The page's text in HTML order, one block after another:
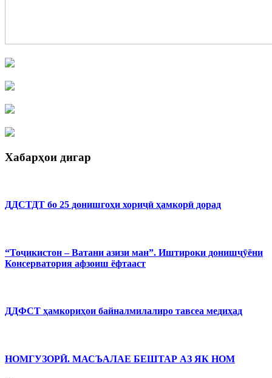
Хабарҳои дигар
ДДСТДТ бо 25 донишгоҳи хориҷӣ ҳамкорӣ дорад
“Тоҷикистон – Ватани азизи ман”. Иштироки донишҷӯёни
Консерватория афзоиш ёфтааст
ДДФСТ ҳамкориҳои байналмилалиро тавсеа медиҳад
НОМГУЗОРӢ. МАСЪАЛАЕ БЕШТАР АЗ ЯК НОМ